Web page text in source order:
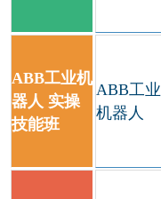
ABB工业机
器人 实操
技能班
ABB工业
机器人